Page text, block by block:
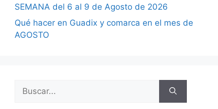
SEMANA del 6 al 9 de Agosto de 2026
Qué hacer en Guadix y comarca en el mes de
AGOSTO
Buscar: